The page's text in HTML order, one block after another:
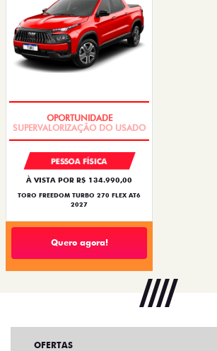
PESSOA FÍSICA
À VISTA POR R$ 134.990,00
TORO FREEDOM TURBO 270 FLEX AT6
2027
Quero agora!
OFERTAS